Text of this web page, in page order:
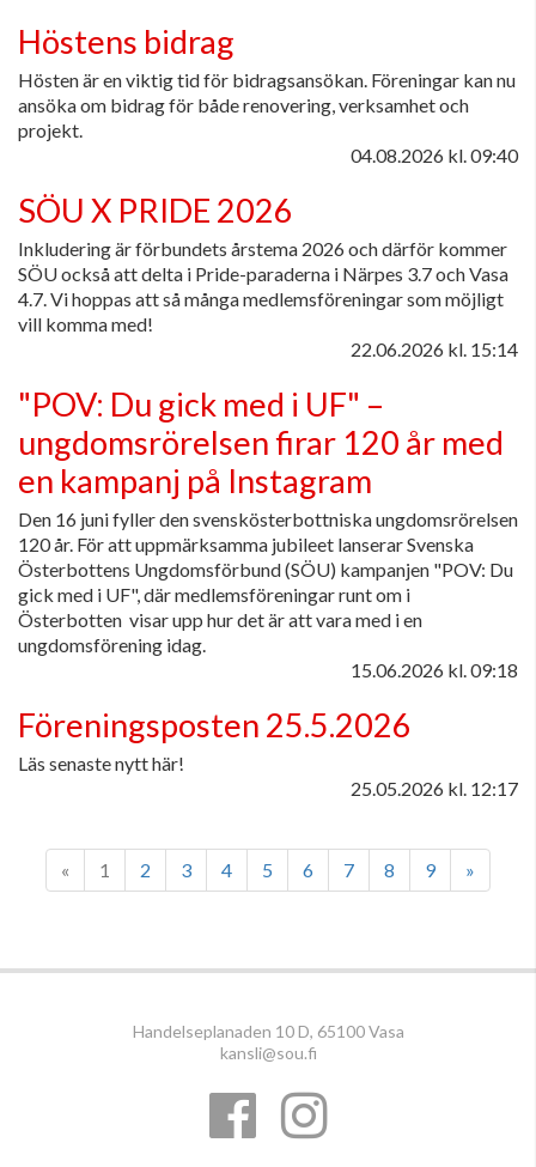
Höstens bidrag
Hösten är en viktig tid för bidragsansökan. Föreningar kan nu
ansöka om bidrag för både renovering, verksamhet och
projekt.
04.08.2026 kl. 09:40
SÖU X PRIDE 2026
Inkludering är förbundets årstema 2026 och därför kommer
SÖU också att delta i Pride-paraderna i Närpes 3.7 och Vasa
4.7. Vi hoppas att så många medlemsföreningar som möjligt
vill komma med!
22.06.2026 kl. 15:14
"POV: Du gick med i UF" –
ungdomsrörelsen firar 120 år med
en kampanj på Instagram
Den 16 juni fyller den svenskösterbottniska ungdomsrörelsen
120 år. För att uppmärksamma jubileet lanserar Svenska
Österbottens Ungdomsförbund (SÖU) kampanjen "POV: Du
gick med i UF", där medlemsföreningar runt om i
Österbotten visar upp hur det är att vara med i en
ungdomsförening idag.
15.06.2026 kl. 09:18
Föreningsposten 25.5.2026
Läs senaste nytt här!
25.05.2026 kl. 12:17
« 1 2 3 4 5 6 7 8 9 »
Handelseplanaden 10 D, 65100 Vasa
kansli@sou.fi